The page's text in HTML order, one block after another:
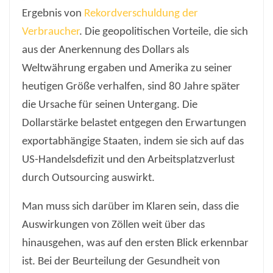
Ergebnis von Rekordverschuldung der
Verbraucher. Die geopolitischen Vorteile, die sich
aus der Anerkennung des Dollars als
Weltwährung ergaben und Amerika zu seiner
heutigen Größe verhalfen, sind 80 Jahre später
die Ursache für seinen Untergang. Die
Dollarstärke belastet entgegen den Erwartungen
exportabhängige Staaten, indem sie sich auf das
US-Handelsdefizit und den Arbeitsplatzverlust
durch Outsourcing auswirkt.
Man muss sich darüber im Klaren sein, dass die
Auswirkungen von Zöllen weit über das
hinausgehen, was auf den ersten Blick erkennbar
ist. Bei der Beurteilung der Gesundheit von